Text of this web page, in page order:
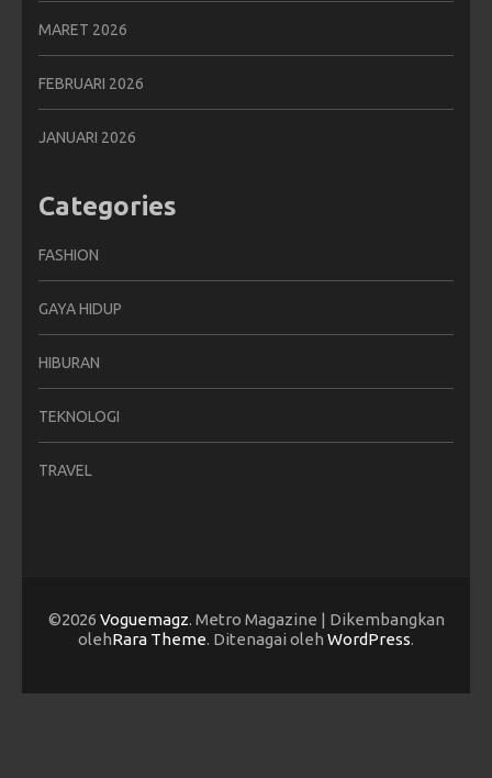
MARET 2026
FEBRUARI 2026
JANUARI 2026
Categories
FASHION
GAYA HIDUP
HIBURAN
TEKNOLOGI
TRAVEL
©2026 Voguemagz. Metro Magazine | Dikembangkan
olehRara Theme. Ditenagai oleh WordPress.